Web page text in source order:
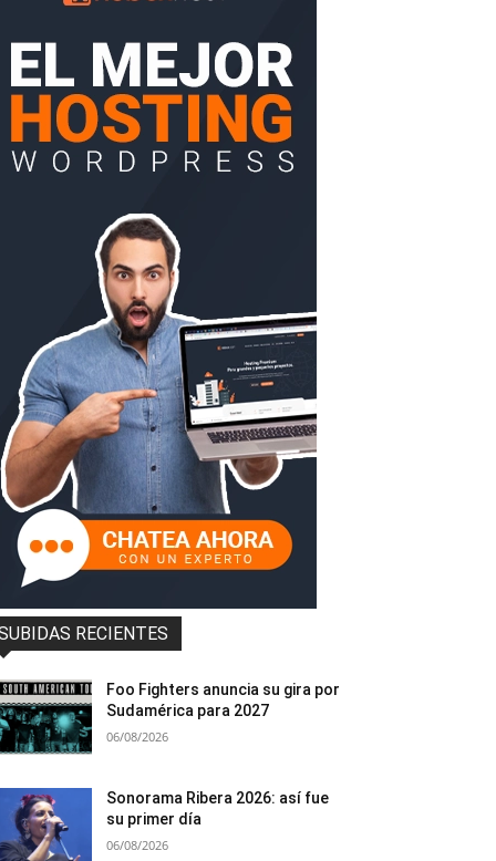
RECIENTES
Foo Fighters anuncia su gira por
Sudamérica para 2027
06/08/2026
Sonorama Ribera 2026: así fue
su primer día
06/08/2026